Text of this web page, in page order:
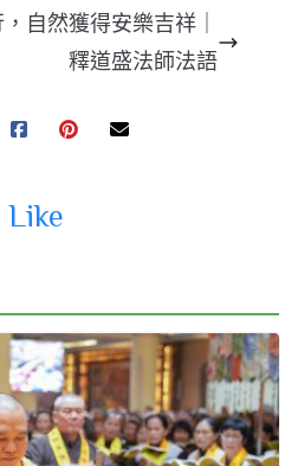
自然獲得安樂吉祥｜
釋道盛法師法語
Like